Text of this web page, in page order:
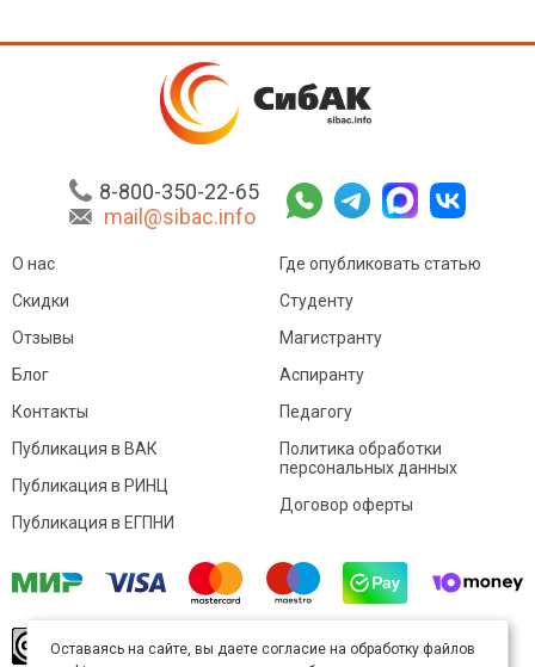
8-800-350-22-65
mail@sibac.info
О нас
Скидки
Отзывы
Блог
Контакты
Где опубликовать статью
Студенту
Магистранту
Аспиранту
Педагогу
Публикация в ВАК
Публикация в РИНЦ
Публикация в ЕГПНИ
Политика обработки
персональных данных
Договор оферты
произведение доступно полицензии Creative
Оставаясь на сайте, вы даете согласие на обработку файлов